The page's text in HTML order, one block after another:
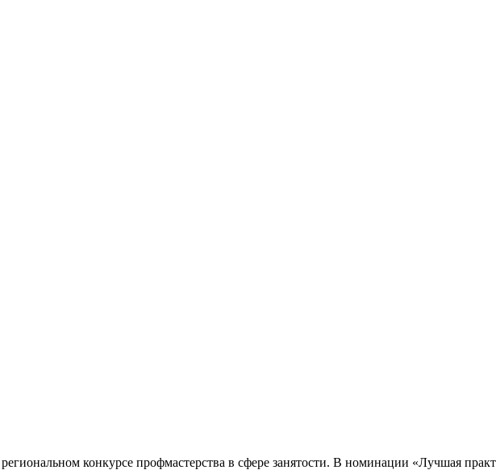
конкурсе профмастерства в сфере занятости. В номинации «Лучшая